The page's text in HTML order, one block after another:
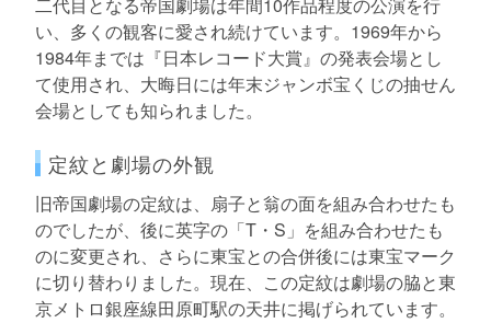
二代目となる帝国劇場は年間10作品程度の公演を行
い、多くの観客に愛され続けています。1969年から
1984年までは『日本レコード大賞』の発表会場とし
て使用され、大晦日には年末ジャンボ宝くじの抽せん
会場としても知られました。
定紋と劇場の外観
旧帝国劇場の定紋は、扇子と翁の面を組み合わせたも
のでしたが、後に英字の「T・S」を組み合わせたも
のに変更され、さらに東宝との合併後には東宝マーク
に切り替わりました。現在、この定紋は劇場の脇と東
京メトロ銀座線田原町駅の天井に掲げられています。